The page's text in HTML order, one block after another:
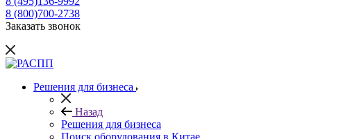
8 (800)700-2738
Заказать звонок
Решения для бизнеса
Назад
Решения для бизнеса
Поиск оборудования в Китае